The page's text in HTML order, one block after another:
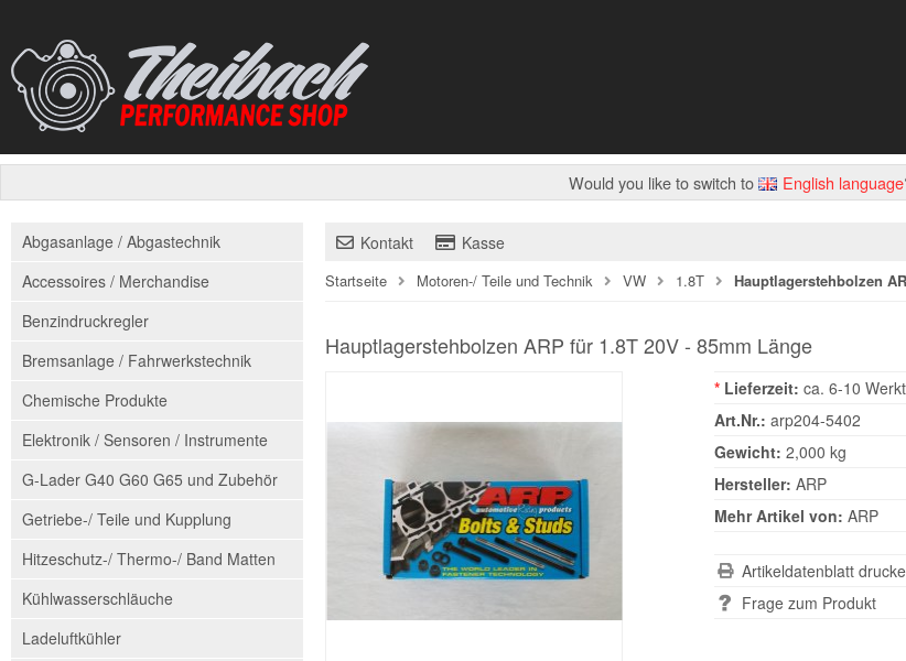
Would you like to switch to English language
Kontakt Kasse
Startseite Motoren-/ Teile und Technik VW 1.8T Hauptlagerstehbolzen
Hauptlagerstehbolzen ARP für 1.8T 20V - 85mm Länge
* Lieferzeit: ca. 6-10
Art.Nr.: arp204-5402
Gewicht: 2,000 kg
Hersteller: ARP
Mehr Artikel von: ARP
Artikeldatenblatt
Frage zum Produkt
Abgasanlage / Abgastechnik
Accessoires / Merchandise
Benzindruckregler
Bremsanlage / Fahrwerkstechnik
Chemische Produkte
Elektronik / Sensoren / Instrumente
G-Lader G40 G60 G65 und Zubehör
Getriebe-/ Teile und Kupplung
Hitzeschutz-/ Thermo-/ Band Matten
Kühlwasserschläuche
Ladeluftkühler